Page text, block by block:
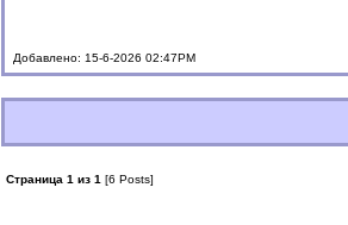
Добавлено: 15-6-2026 02:47PM
Страница 1 из 1 [6 Posts]